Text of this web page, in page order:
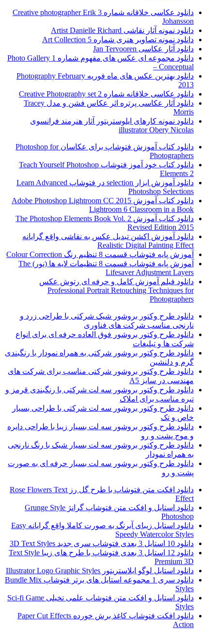
دانلود عکاسی خلاقانه شماره 3 Creative photographer Erik
Johansson
دانلود نمونه آثار نقاشی Artist Danielle Richard
دانلود نمونه تصاویر هنری شماره 5 Art Collection
دانلود آثار عکاسی Jan Tervooren
دانلود مجموعه ای عکس های مفهوم شماره 1 Photo Gallery
– Conceptual
دانلود بهترین عکس های ماه فوریه Photography February
2013
دانلود عکاسی خلاقانه شماره 2 Creative Photography set
دانلود آثار عکاسی پرتره اثر عکاس فشن و مدل Tracey
Morris
دانلود نمونه کارهای ایلوستریتور آثار هنرمند فرانسوی
illustrator Obery Nicolas
دانلود کتاب آموزش فتوشاپ برای عکاسان Photoshop for
Photographers
دانلود کتاب خود آموز فتوشاپ Teach Yourself Photoshop
Elements 2
دانلود آموزش ابزار selection در فتوشاپ Learn Advanced
Photoshop Selections
دانلود کتاب آموزش Adobe Photoshop Lightroom CC 2015
Lightroom 6 Classroom in a Book
دانلود کتاب آموزش The Photoshop Elements Book Vol. 2
Revised Edition 2015
دانلود آموزش اکشن تبدیل عکس به نقاشی واقع گرایانه
Realistic Digital Painting Effect
آموزش پایه فتوشاپ قسمت 8 تنظیم رنگ Colour Correction
آموزش پایه فتوشاپ قسمت 8 تنظیمات لایه ها (نور) The
Lifesaver Adjustment Layers
دانلود فیلم آموزش کامل و حرفه ای رتوش عکس
Professional Portrait Retouching Techniques for
Photographers
دانلود طرح وکتور بروشور شیک شرکتی با طراحی زرد و
نارنجی مناسب شرکت های فناوری
دانلود طرح وکتور بروشور فوق العاده حرفه ای برای انواع
شرکت ها و تبلیغات
دانلود طرح وکتور بروشور شرکتی به همراه نمودار با رنگبندی
گرم و دلنشین
دانلود طرح وکتور بروشور شرکتی مناسب برای شرکت های
مهندسی در سایز A5
دانلود طرح وکتور بروشور سه لت شرکتی با رنگبندی قرمز و
تیره مناسب برای املاک
دانلود طرح وکتور بروشور سه لت شرکتی با طراحی بسیار
خاص و تک
دانلود طرح وکتور بروشور سه لت بسیار زیبا با طراحی دایره
و موج پشت و رو
دانلود طرح وکتور بروشور سه لت بسیار شیک با رنگ نارنجی
به همراه نمودار
دانلود طرح وکتور بروشور سه لت بسیار حرفه ای به صورت
پشت و رو
دانلود افکت متن فتوشاپ با طرح گل رز Rose Flowers Text
Effect
دانلود استایل و افکت متن فتوشاپ گرانژ Grunge Style
Photoshop
دانلود استایل زیبای آبرنگ به صورت کاملا واقع گرایانه Easy
Speedy Watercolor Styles
دانلود 10 استایل 3 بعدی فتوشاپ سری جدید 3D Text Styles
دانلود 12 استایل 3 بعدی فتوشاپ با طرح های زیبا Text Style
Premium 3D
دانلود استایل لوگو ایلاستریتور Illustrator Logo Graphic Styles
دانلود سری 1 مجموعه استایل های برتر فتوشاپ Bundle Mix
Styles
دانلود استایل و افکت متن فتوشاپ علمی تخیلی Sci-fi Game
Styles
دانلود افکت فتوشاپ کاغذ برش خورده Paper Cut Effects
Action